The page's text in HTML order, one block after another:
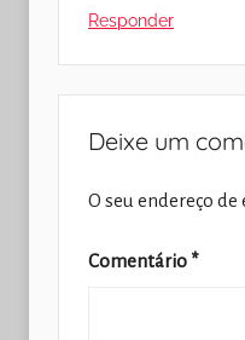
Responder
Deixe um
O seu endereço
Comentário *